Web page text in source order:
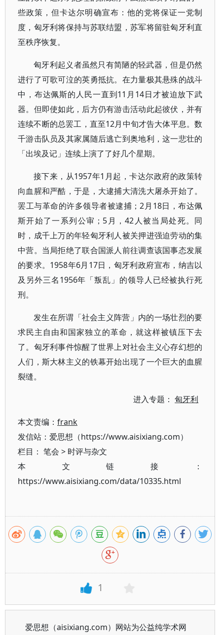
些政策，但卡达尔明确宣布：他的党将保证一党制
度，匈牙利将保持与苏联结盟，苏军将留驻匈牙利直
至秩序恢复。
匈牙利起义者虽然只有简陋的轻武器，但是仍然
进行了可歌可泣的英勇抵抗。在力量极其悬殊的战斗
中，布达佩斯的人民一直到11月14日才被迫放下武
器。但即使如此，后方仍有游击活动此起彼伏，并有
连续不断的总罢工，直至12月中旬才告大体平息。数
千游击队员及其家属随后逃亡到奥地利，这一悲壮的
「出埃及记」连续上演了了好几个星期。
接下来，从1957年1月起，卡达尔政府的政策转
向血腥和严酷，于是，大逮捕大清洗大屠杀开始了。
罢工与革命的许多领导者被逮捕；2月18日，布达佩
斯开始了一系列公审；5月，42人被当局处死。同
时，成千上万的年轻匈牙利人被关押进强迫劳动的集
中营。当局拒绝了联合国派人前往调查该国事态发展
的要求。1958年6月17日，匈牙利政府宣布，纳吉以
及另外三名1956年「叛乱」的领导人已经被执行死
刑。
发生在所谓「社会主义阵营」内的一场壮烈的要
求民主自由和国家独立的革命，就这样被镇压下去
了。匈牙利事件惊醒了世界上对社会主义心存幻想的
人们，斯大林主义的铁幕开始出现了一个巨大的血腥
裂缝。
进入专题：匈牙利
本文责编： frank
发信站：爱思想（https://www.aisixiang.com）
栏目： 笔会 > 时评与杂文
本文链接：
https://www.aisixiang.com/data/10335.html
1
爱思想（aisixiang.com）网站为公益纯学术网